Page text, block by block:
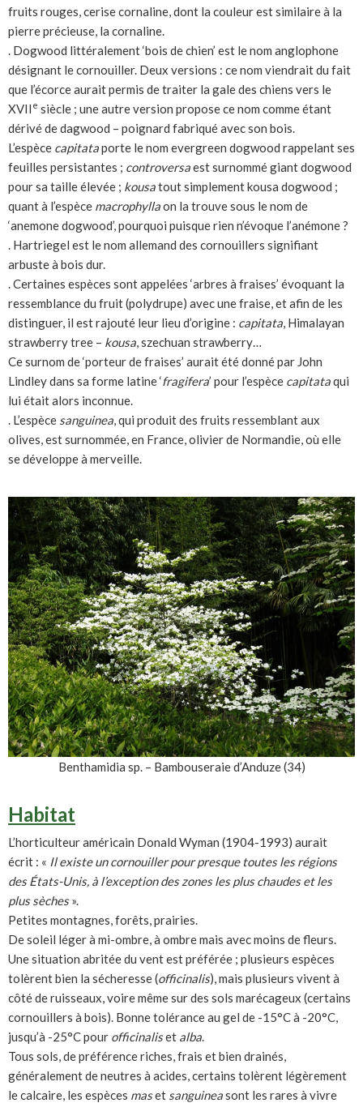
fruits rouges, cerise cornaline, dont la couleur est similaire à la
pierre précieuse, la cornaline.
. Dogwood littéralement ‘bois de chien’ est le nom anglophone
désignant le cornouiller. Deux versions : ce nom viendrait du fait
que l’écorce aurait permis de traiter la gale des chiens vers le
XVII e siècle ; une autre version propose ce nom comme étant
dérivé de dagwood – poignard fabriqué avec son bois.
L’espèce capitataporte le nom evergreen dogwood rappelant ses
feuilles persistantes ; controversaest surnommé giant dogwood
pour sa taille élevée ; kousatout simplement kousa dogwood ;
quant à l’espèce macrophyllaon la trouve sous le nom de
‘anemone dogwood’, pourquoi puisque rien n’évoque l’anémone ?
. Hartriegel est le nom allemand des cornouillers signifiant
arbuste à bois dur.
. Certaines espèces sont appelées ‘arbres à fraises’ évoquant la
ressemblance du fruit (polydrupe) avec une fraise, et afin de les
distinguer, il est rajouté leur lieu d’origine : capitata, Himalayan
strawberry tree – kousa, szechuan strawberry…
Ce surnom de ‘porteur de fraises’ aurait été donné par John
Lindley dans sa forme latine ‘fragifera’ pour l’espèce capitataqui
lui était alors inconnue.
. L’espèce sanguinea, qui produit des fruits ressemblant aux
olives, est surnommée, en France, olivier de Normandie, où elle
se développe à merveille.
Benthamidia sp. – Bambouseraie d’Anduze (34)
Habitat
L’horticulteur américain Donald Wyman (1904-1993) aurait
écrit : « Il existe un cornouiller pour presque toutes les régions
des États-Unis, à l’exception des zones les plus chaudes et les
plus sèches».
Petites montagnes, forêts, prairies.
De soleil léger à mi-ombre, à ombre mais avec moins de fleurs.
Une situation abritée du vent est préférée ; plusieurs espèces
tolèrent bien la sécheresse (officinalis), mais plusieurs vivent à
côté de ruisseaux, voire même sur des sols marécageux (certains
cornouillers à bois). Bonne tolérance au gel de -15°C à -20°C,
jusqu’à -25°C pour officinaliset alba.
Tous sols, de préférence riches, frais et bien drainés,
généralement de neutres à acides, certains tolèrent légèrement
le calcaire, les espèces maset sanguineasont les rares à vivre